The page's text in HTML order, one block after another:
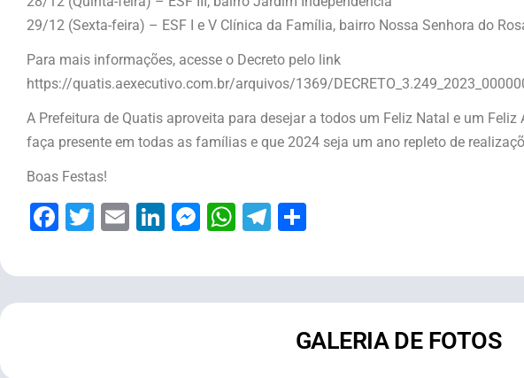
29/12 (Sexta-feira) – ESF I e V Clínica da Família, bairro Nossa Senhora do
Para mais informações, acesse o Decreto pelo link
https://quatis.aexecutivo.com.br/arquivos/1369/
A Prefeitura de Quatis aproveita para desejar a todos um Feliz Natal e um
faça presente em todas as famílias e que 2024 seja um ano repleto de
Boas Festas!
Facebook
Twitter
EmailLinkedIn
Messenger
WhatsApp
Telegram
GALERIA DE FOTOS